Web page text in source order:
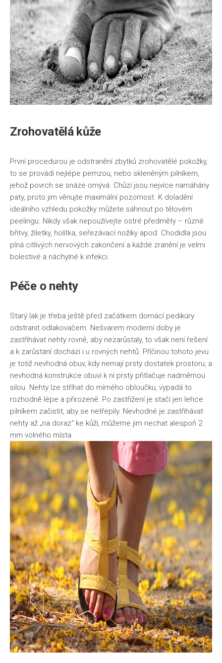
Zrohovatělá kůže
První procedurou je odstranění zbytků zrohovatělé pokožky,
to se provádí nejlépe pemzou, nebo skleněným pilníkem,
jehož povrch se snáze omývá. Chůzí jsou nejvíce namáhány
paty, proto jim věnujte maximální pozornost. K doladění
ideálního vzhledu pokožky můžete sáhnout po tělovém
peelingu. Nikdy však nepoužívejte ostré předměty – různé
břitvy, žiletky, holítka, seřezávací nožíky apod. Chodidla jsou
plná citlivých nervových zakončení a každé zranění je velmi
bolestivé a náchylné k infekci.
Péče o nehty
Starý lak je třeba ještě před začátkem domácí pedikúry
odstranit odlakovačem. Nešvarem moderní doby je
zastřihávat nehty rovně, aby nezarůstaly, to však není řešení
a k zarůstání dochází i u rovných nehtů. Příčinou tohoto jevu
je totiž nevhodná obuv, kdy nemají prsty dostatek prostoru, a
nevhodná konstrukce obuvi k ní prsty přitlačuje nadměrnou
silou. Nehty lze stříhat do mírného obloučku, vypadá to
rozhodně lépe a přirozeně. Po zastřižení je stačí jen lehce
pilníkem začistit, aby se netřepily. Nevhodné je zastřihávat
nehty až „na doraz“ ke kůži, můžeme jim nechat alespoň 2
mm volného místa.